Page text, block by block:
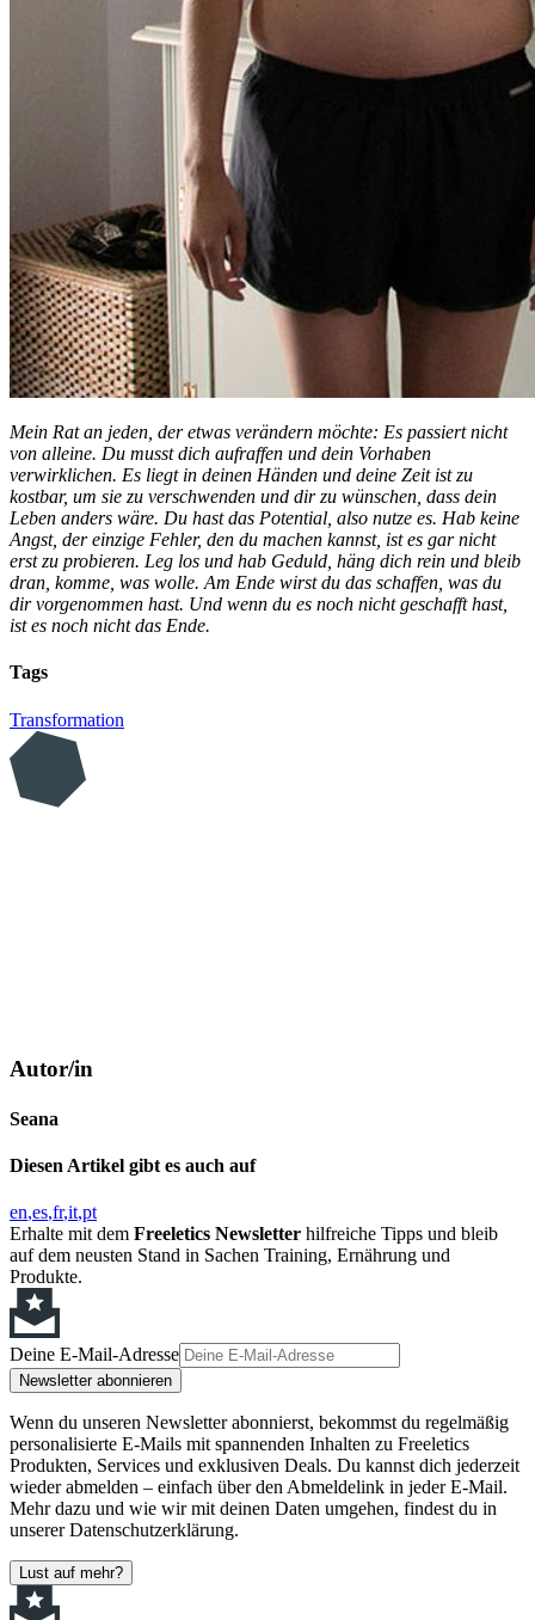
Mein Rat an jeden, der etwas verändern möchte: Es passiert nicht
von alleine. Du musst dich aufraffen und dein Vorhaben
verwirklichen. Es liegt in deinen Händen und deine Zeit ist zu
kostbar, um sie zu verschwenden und dir zu wünschen, dass dein
Leben anders wäre. Du hast das Potential, also nutze es. Hab keine
Angst, der einzige Fehler, den du machen kannst, ist es gar nicht
erst zu probieren. Leg los und hab Geduld, häng dich rein und bleib
dran, komme, was wolle. Am Ende wirst du das schaffen, was du
dir vorgenommen hast. Und wenn du es noch nicht geschafft hast,
ist es noch nicht das Ende.
Tags
Transformation
Autor/in
Seana
Diesen Artikel gibt es auch auf
en es fr it pt
Erhalte mit dem Freeletics Newsletter hilfreiche Tipps und bleib
auf dem neusten Stand in Sachen Training, Ernährung und
Produkte.
Deine E-Mail-Adresse
Newsletter abonnieren
Wenn du unseren Newsletter abonnierst, bekommst du regelmäßig
personalisierte E-Mails mit spannenden Inhalten zu Freeletics
Produkten, Services und exklusiven Deals. Du kannst dich jederzeit
wieder abmelden – einfach über den Abmeldelink in jeder E-Mail.
Mehr dazu und wie wir mit deinen Daten umgehen, findest du in
unserer Datenschutzerklärung.
Lust auf mehr?